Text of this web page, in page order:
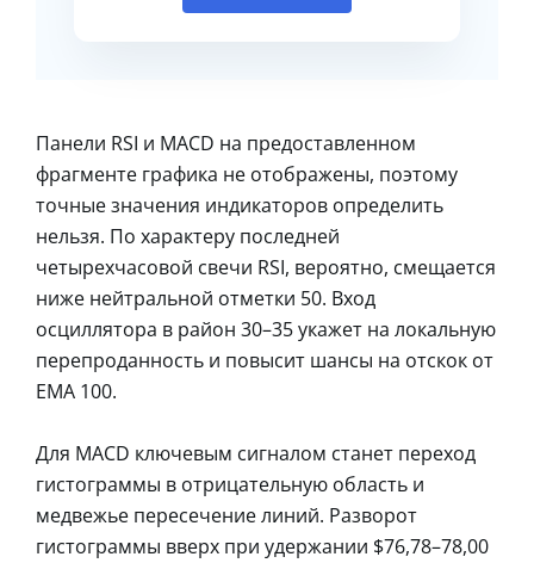
Панели RSI и MACD на предоставленном
фрагменте графика не отображены, поэтому
точные значения индикаторов определить
нельзя. По характеру последней
четырехчасовой свечи RSI, вероятно, смещается
ниже нейтральной отметки 50. Вход
осциллятора в район 30–35 укажет на локальную
перепроданность и повысит шансы на отскок от
EMA 100.
Для MACD ключевым сигналом станет переход
гистограммы в отрицательную область и
медвежье пересечение линий. Разворот
гистограммы вверх при удержании $76,78–78,00